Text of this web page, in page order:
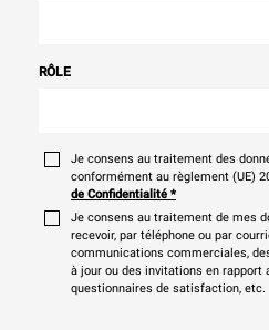
RÔLE
Je consens au traitement des
conformément au règlement (UE)
de Confidentialité *
Je consens au traitement de mes
recevoir, par téléphone ou par
communications commerciales,
à jour ou des invitations en rapport
questionnaires de satisfaction, etc.